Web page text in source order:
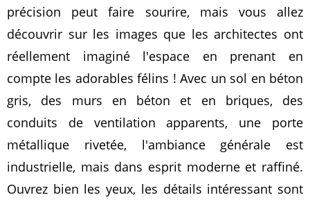
précision peut faire sourire, mais vous allez
découvrir sur les images que les architectes ont
réellement imaginé l'espace en prenant en
compte les adorables félins ! Avec un sol en béton
gris, des murs en béton et en briques, des
conduits de ventilation apparents, une porte
métallique rivetée, l'ambiance générale est
industrielle, mais dans esprit moderne et raffiné.
Ouvrez bien les yeux, les détails intéressant sont